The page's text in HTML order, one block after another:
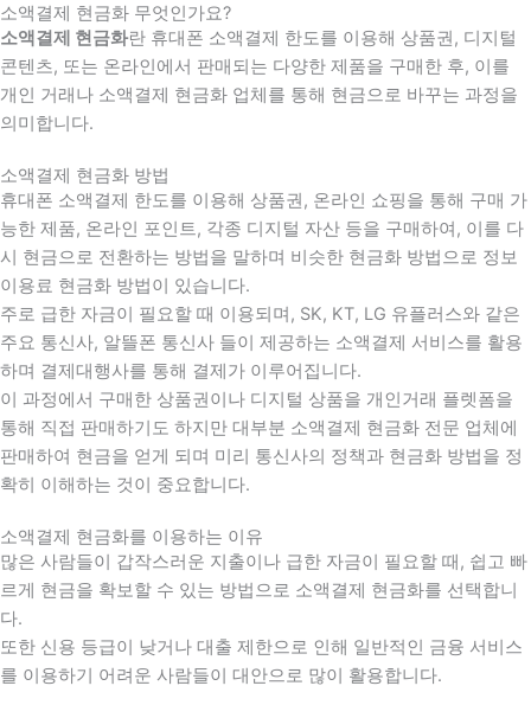
소액결제 현금화 무엇인가요?
소액결제 현금화란 휴대폰 소액결제 한도를 이용해 상품권, 디지털
콘텐츠, 또는 온라인에서 판매되는 다양한 제품을 구매한 후, 이를
개인 거래나 소액결제 현금화 업체를 통해 현금으로 바꾸는 과정을
의미합니다.
소액결제 현금화 방법
휴대폰 소액결제 한도를 이용해 상품권, 온라인 쇼핑을 통해 구매 가
능한 제품, 온라인 포인트, 각종 디지털 자산 등을 구매하여, 이를 다
시 현금으로 전환하는 방법을 말하며 비슷한 현금화 방법으로 정보
이용료 현금화 방법이 있습니다.
주로 급한 자금이 필요할 때 이용되며, SK, KT, LG 유플러스와 같은
주요 통신사, 알뜰폰 통신사 들이 제공하는 소액결제 서비스를 활용
하며 결제대행사를 통해 결제가 이루어집니다.
이 과정에서 구매한 상품권이나 디지털 상품을 개인거래 플렛폼을
통해 직접 판매하기도 하지만 대부분 소액결제 현금화 전문 업체에
판매하여 현금을 얻게 되며 미리 통신사의 정책과 현금화 방법을 정
확히 이해하는 것이 중요합니다.
소액결제 현금화를 이용하는 이유
많은 사람들이 갑작스러운 지출이나 급한 자금이 필요할 때 , 쉽고 빠
르게 현금을 확보할 수 있는 방법으로 소액결제 현금화를 선택합니
다.
또한 신용 등급이 낮거나 대출 제한으로 인해 일반적인 금융 서비스
를 이용하기 어려운 사람들이 대안으로 많이 활용합니다.